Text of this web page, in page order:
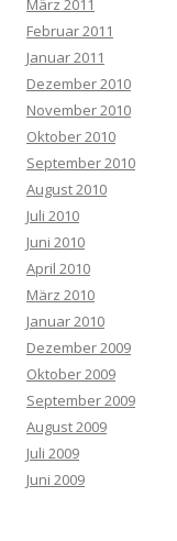
März 2011
Februar 2011
Januar 2011
Dezember 2010
November 2010
Oktober 2010
September 2010
August 2010
Juli 2010
Juni 2010
April 2010
März 2010
Januar 2010
Dezember 2009
Oktober 2009
September 2009
August 2009
Juli 2009
Juni 2009